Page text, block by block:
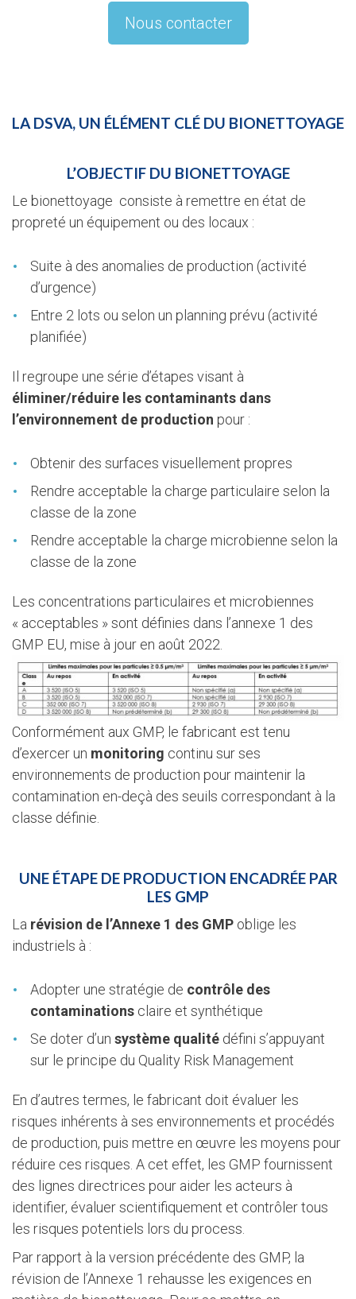
Nous contacter
LA DSVA, UN ÉLÉMENT CLÉ DU BIONETTOYAGE
L’OBJECTIF DU BIONETTOYAGE
Le bionettoyage consiste à remettre en état de
propreté un équipement ou des locaux :
Suite à des anomalies de production (activité
d’urgence)
Entre 2 lots ou selon un planning prévu (activité
planifiée)
Il regroupe une série d’étapes visant à
éliminer/réduire les contaminants dans
l’environnement de production pour :
Obtenir des surfaces visuellement propres
Rendre acceptable la charge particulaire selon la
classe de la zone
Rendre acceptable la charge microbienne selon la
classe de la zone
Les concentrations particulaires et microbiennes
« acceptables » sont définies dans l’annexe 1 des
GMP EU, mise à jour en août 2022.
Conformément aux GMP, le fabricant est tenu
d’exercer un monitoring continu sur ses
environnements de production pour maintenir la
contamination en-deçà des seuils correspondant à la
classe définie.
UNE ÉTAPE DE PRODUCTION ENCADRÉE PAR
LES GMP
La révision de l’Annexe 1 des GMP oblige les
industriels à :
Adopter une stratégie de contrôle des
contaminations claire et synthétique
Se doter d’un système qualité défini s’appuyant
sur le principe du Quality Risk Management
En d’autres termes, le fabricant doit évaluer les
risques inhérents à ses environnements et procédés
de production, puis mettre en œuvre les moyens pour
réduire ces risques. A cet effet, les GMP fournissent
des lignes directrices pour aider les acteurs à
identifier, évaluer scientifiquement et contrôler tous
les risques potentiels lors du process.
Par rapport à la version précédente des GMP, la
révision de l’Annexe 1 rehausse les exigences en